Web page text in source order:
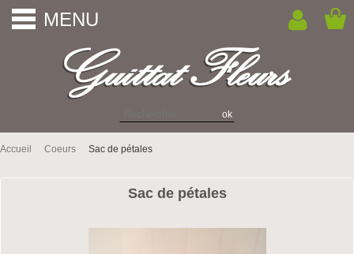
MENU
Accueil Coeurs Sac de pétales
Sac de pétales